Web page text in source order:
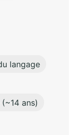
langage
ans)